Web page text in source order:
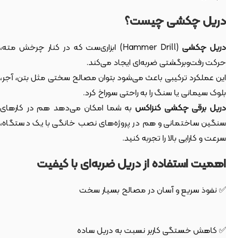
دریل چکشی چیست؟
دریل چکشی
(Hammer Drill) ابزاری‌ست که در کنار چرخش مته،
حرکت رفت‌وبرگشتی ضربه‌ای ایجاد می‌کند.
این عملکرد ترکیبی باعث می‌شود بتوان مصالح سختی مثل بتن، آجر،
بلوک سیمانی یا سنگ را به راحتی سوراخ کرد.
دریل برقی چکشی کنزاکس به شما امکان می‌دهد هم در کارهای
سنگین ساختمانی و هم در پروژه‌های نصب خانگی با یک دستگاه،
سرعت و کارایی بالا را تجربه کنید.
اهمیت استفاده از دریل ضربه‌ای با کیفیت
✅ نفوذ سریع و آسان در مصالح بسیار سخت
✅ کاهش خستگی کاربر نسبت به دریل ساده